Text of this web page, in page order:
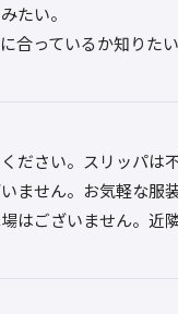
たい。
合っているか知りたい
ださい。スリッパは不
ません。お気軽な服
はございません。近